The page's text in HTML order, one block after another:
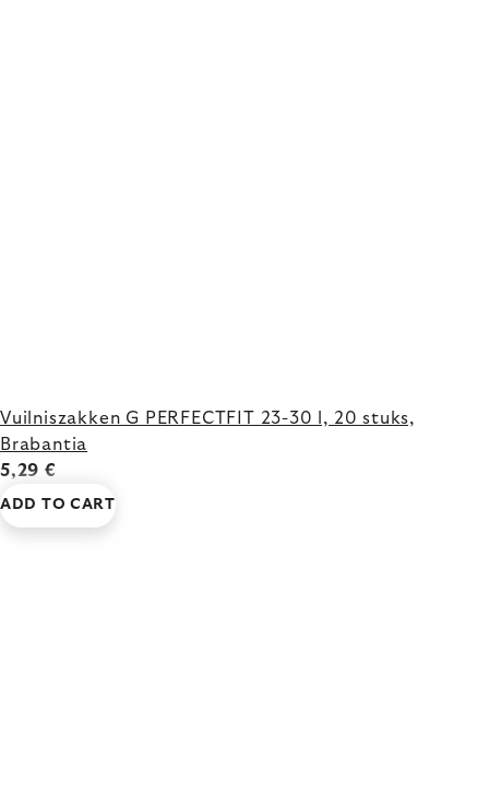
Vuilniszakken G PERFECTFIT 23-30 l, 20 stuks,
Brabantia
5,29 €
ADD TO CART